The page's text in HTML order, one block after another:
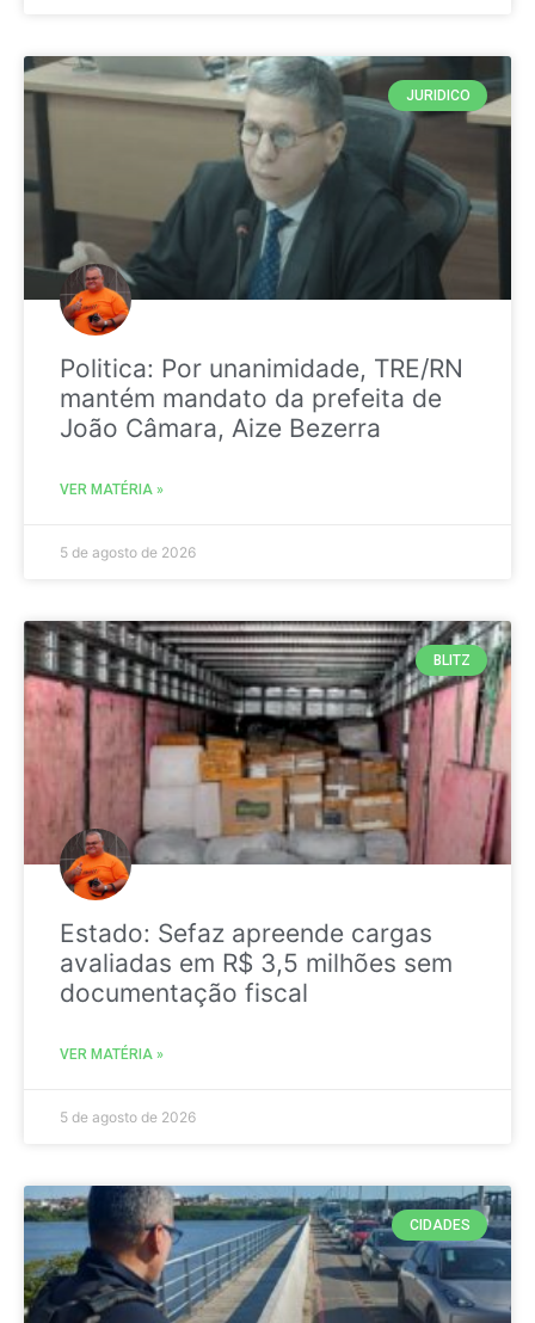
JURIDICO
Politica: Por unanimidade, TRE/RN
mantém mandato da prefeita de
João Câmara, Aize Bezerra
VER MATÉRIA »
5 de agosto de 2026
BLITZ
Estado: Sefaz apreende cargas
avaliadas em R$ 3,5 milhões sem
documentação fiscal
VER MATÉRIA »
5 de agosto de 2026
CIDADES